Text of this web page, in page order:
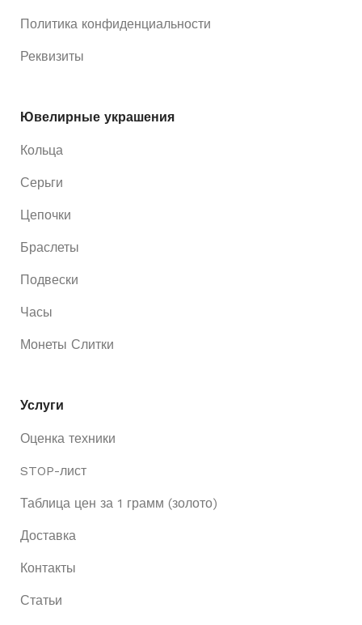
Политика конфиденциальности
Реквизиты
Ювелирные украшения
Кольца
Серьги
Цепочки
Браслеты
Подвески
Часы
Монеты Слитки
Услуги
Оценка техники
STOP-лист
Таблица цен за 1 грамм (золото)
Доставка
Контакты
Статьи